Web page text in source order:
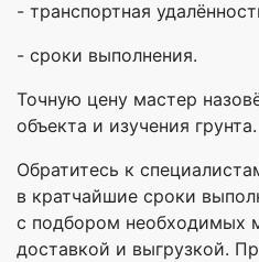
- транспортная
- сроки выполнения.
Точную цену мастер
объекта и изучения грунта.
Обратитесь к
в кратчайшие сроки
с подбором необходимых
доставкой и выгрузкой.